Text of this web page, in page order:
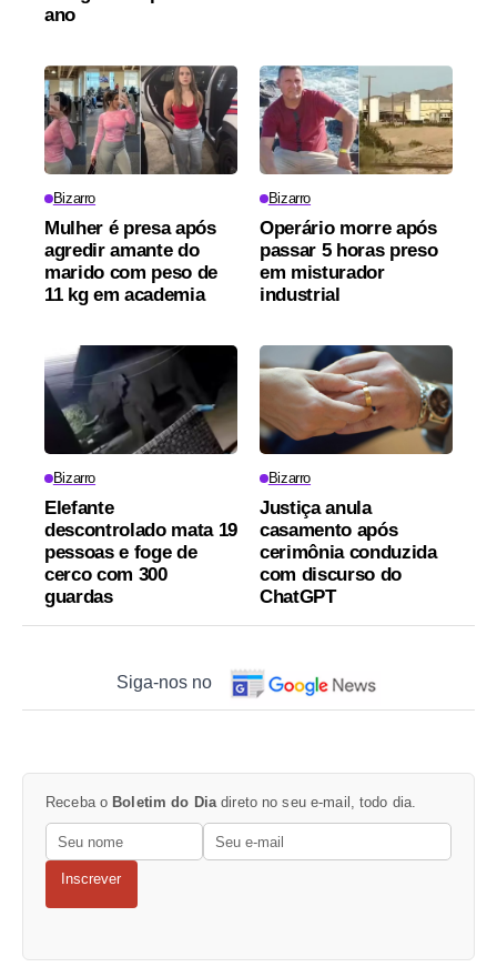
ano
Bizarro
Mulher é presa após
agredir amante do
marido com peso de
11 kg em academia
Bizarro
Operário morre após
passar 5 horas preso
em misturador
industrial
Bizarro
Elefante
descontrolado mata 19
pessoas e foge de
cerco com 300
guardas
Bizarro
Justiça anula
casamento após
cerimônia conduzida
com discurso do
ChatGPT
Siga-nos no
Receba o Boletim do Dia direto no seu e-mail, todo dia.
Inscrever